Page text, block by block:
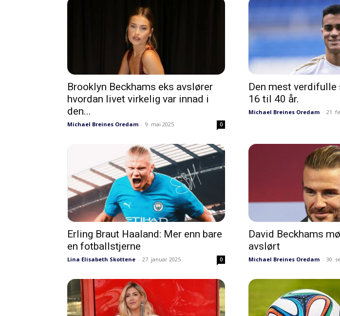
Brooklyn Beckhams eks avslører
hvordan livet virkelig var innad i
den...
Michael Breines Oredam - 9. mai 2025 0
Den mest
16 til 40 år.
Michael Breines Oredam - 21.
Erling Braut Haaland: Mer enn bare
en fotballstjerne
Lina Elisabeth Skottene - 27. januar 2025 0
David Beckhams
avslørt
Michael Breines Oredam - 30.